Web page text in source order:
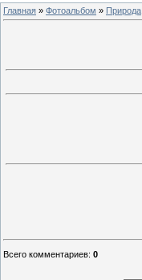
Главная » Фотоальбом » Природа
Всего комментариев: 0